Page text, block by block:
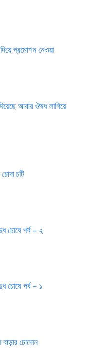
প্রমোশন নেওয়া
আবার ঔষধ লাগিয়ে
চোদা চটি
চোষে পর্ব – ২
চোষে পর্ব – ১
বাড়ার চোদোন